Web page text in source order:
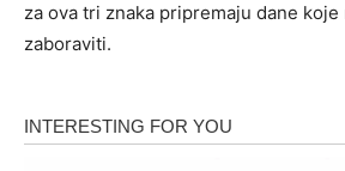
za ova tri znaka pripremaju dane koje
zaboraviti.